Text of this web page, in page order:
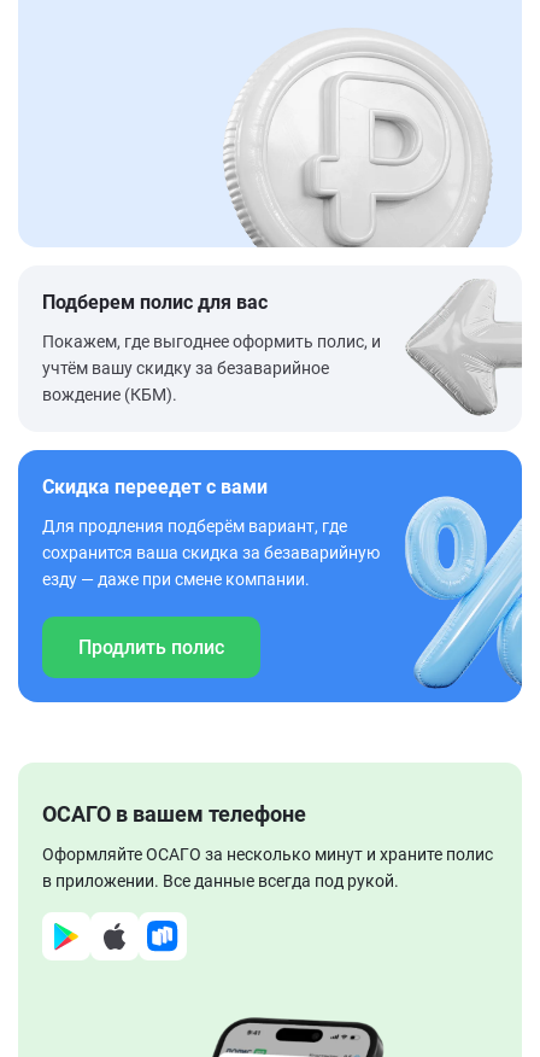
Подберем полис для вас
Покажем, где выгоднее оформить полис, и
учтём вашу скидку за безаварийное
вождение (КБМ).
Скидка переедет с вами
Для продления подберём вариант, где
сохранится ваша скидка за безаварийную
езду — даже при смене компании.
Продлить полис
ОСАГО в вашем телефоне
Оформляйте ОСАГО за несколько минут и храните полис
в приложении. Все данные всегда под рукой.